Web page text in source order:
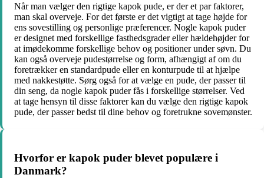
Når man vælger den rigtige kapok pude, er der et par faktorer,
man skal overveje. For det første er det vigtigt at tage højde for
ens sovestilling og personlige præferencer. Nogle kapok puder
er designet med forskellige fasthedsgrader eller hældehøjder for
at imødekomme forskellige behov og positioner under søvn. Du
kan også overveje pudestørrelse og form, afhængigt af om du
foretrækker en standardpude eller en konturpude til at hjælpe
med nakkestøtte. Sørg også for at vælge en pude, der passer til
din seng, da nogle kapok puder fås i forskellige størrelser. Ved
at tage hensyn til disse faktorer kan du vælge den rigtige kapok
pude, der passer bedst til dine behov og foretrukne sovemønster.
Hvorfor er kapok puder blevet populære i
Danmark?